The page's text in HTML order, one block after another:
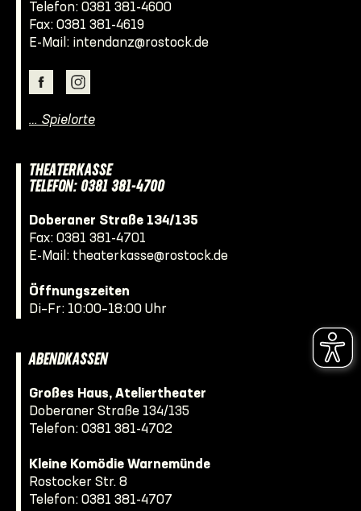
Telefon: 0381 381-4600
Fax: 0381 381-4619
E-Mail: intendanz@rostock.de
… Spielorte
THEATERKASSE
TELEFON: 0381 381-4700
Doberaner Straße 134/135
Fax: 0381 381-4701
E-Mail: theaterkasse@rostock.de
Öffnungszeiten
Di–Fr: 10:00–18:00 Uhr
ABENDKASSEN
Großes Haus, Ateliertheater
Doberaner Straße 134/135
Telefon: 0381 381-4702
Kleine Komödie Warnemünde
Rostocker Str. 8
Telefon: 0381 381-4707